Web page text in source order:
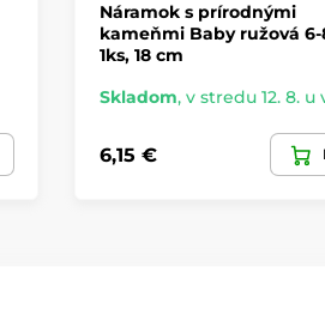
Náramok s prírodnými
kameňmi Baby ružová
1ks, 18 cm
Skladom, v stredu 12. 8. u
6,15 €